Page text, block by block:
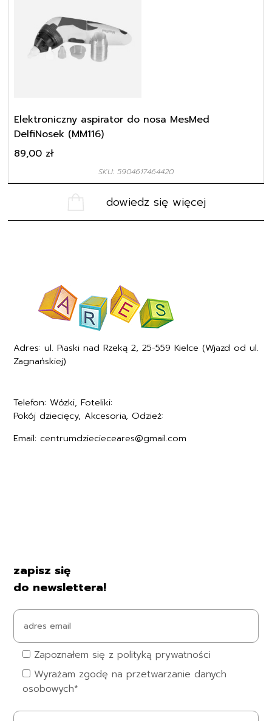
Elektroniczny aspirator do nosa MesMed
DelfiNosek (MM116)
SKU: 5904617464420
89,00 zł
dowiedz się więcej
Adres: ul. Piaski nad Rzeką 2, 25-559 Kielce (Wjazd od ul.
Zagnańskiej)
Telefon: Wózki, Foteliki:
Pokój dziecięcy, Akcesoria, Odzież:
Email: centrumdziecieceares@gmail.com
zapisz się
do newslettera!
Zapoznałem się z polityką prywatności
Wyrażam zgodę na przetwarzanie danych
osobowych*